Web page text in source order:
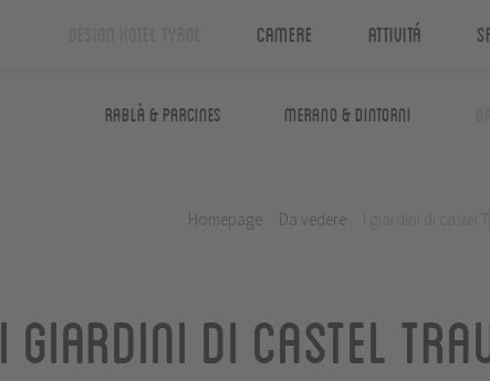
Camere Attivitá
Rablà & Parcines Merano & dintorni
Homepage Da vedere
I giardini di castel